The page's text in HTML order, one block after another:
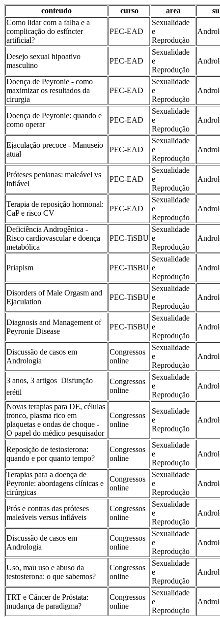
conteudo curso area
Como lidar com a falha e a
complicação do esfíncter
artificial?
PEC-EAD
Sexualidade
e
Reprodução
Desejo sexual hipoativo
masculino
PEC-EAD
Sexualidade
e
Reprodução
Doença de Peyronie - como
maximizar os resultados da
cirurgia
PEC-EAD
Sexualidade
e
Reprodução
Doença de Peyronie: quando e
como operar
PEC-EAD
Sexualidade
e
Reprodução
Ejaculação precoce - Manuseio
atual
PEC-EAD
Sexualidade
e
Reprodução
Próteses penianas: maleável vs
inflável
PEC-EAD
Sexualidade
e
Reprodução
Terapia de reposição hormonal:
CaP e risco CV
PEC-EAD
Sexualidade
e
Reprodução
Deficiência Androgênica -
Risco cardiovascular e doença
metabólica
PEC-TiSBU
Sexualidade
e
Reprodução
Priapism PEC-TiSBU
Sexualidade
e
Reprodução
Disorders of Male Orgasm and
Ejaculation
PEC-TiSBU
Sexualidade
e
Reprodução
Diagnosis and Management of
Peyronie Disease
PEC-TiSBU
Sexualidade
e
Reprodução
Discussão de casos em
Andrologia
Congressos
online
Sexualidade
e
Reprodução
3 anos, 3 artigos  Disfunção
erétil
Congressos
online
Sexualidade
e
Reprodução
Novas terapias para DE, células
tronco, plasma rico em
plaquetas e ondas de choque -
O papel do médico pesquisador
Congressos
online
Sexualidade
e
Reprodução
Reposição de testosterona:
quando e por quanto tempo?
Congressos
online
Sexualidade
e
Reprodução
Terapias para a doença de
Peyronie: abordagens clínicas e
cirúrgicas
Congressos
online
Sexualidade
e
Reprodução
Prós e contras das próteses
maleáveis versus infláveis
Congressos
online
Sexualidade
e
Reprodução
Discussão de casos em
Andrologia
Congressos
online
Sexualidade
e
Reprodução
Uso, mau uso e abuso da
testosterona: o que sabemos?
Congressos
online
Sexualidade
e
Reprodução
TRT e Câncer de Próstata:
mudança de paradigma?
Congressos
online
Sexualidade
e
Reprodução